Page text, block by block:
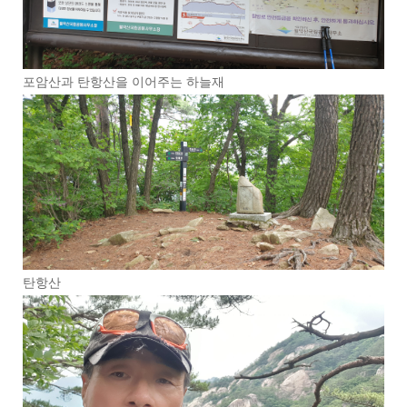
포암산과 탄항산을 이어주는 하늘재
탄항산